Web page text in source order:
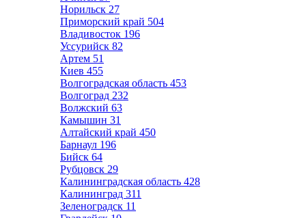
Норильск 27
Приморский край 504
Владивосток 196
Уссурийск 82
Артем 51
Киев 455
Волгоградская область 453
Волгоград 232
Волжский 63
Камышин 31
Алтайский край 450
Барнаул 196
Бийск 64
Рубцовск 29
Калининградская область 428
Калининград 311
Зеленоградск 11